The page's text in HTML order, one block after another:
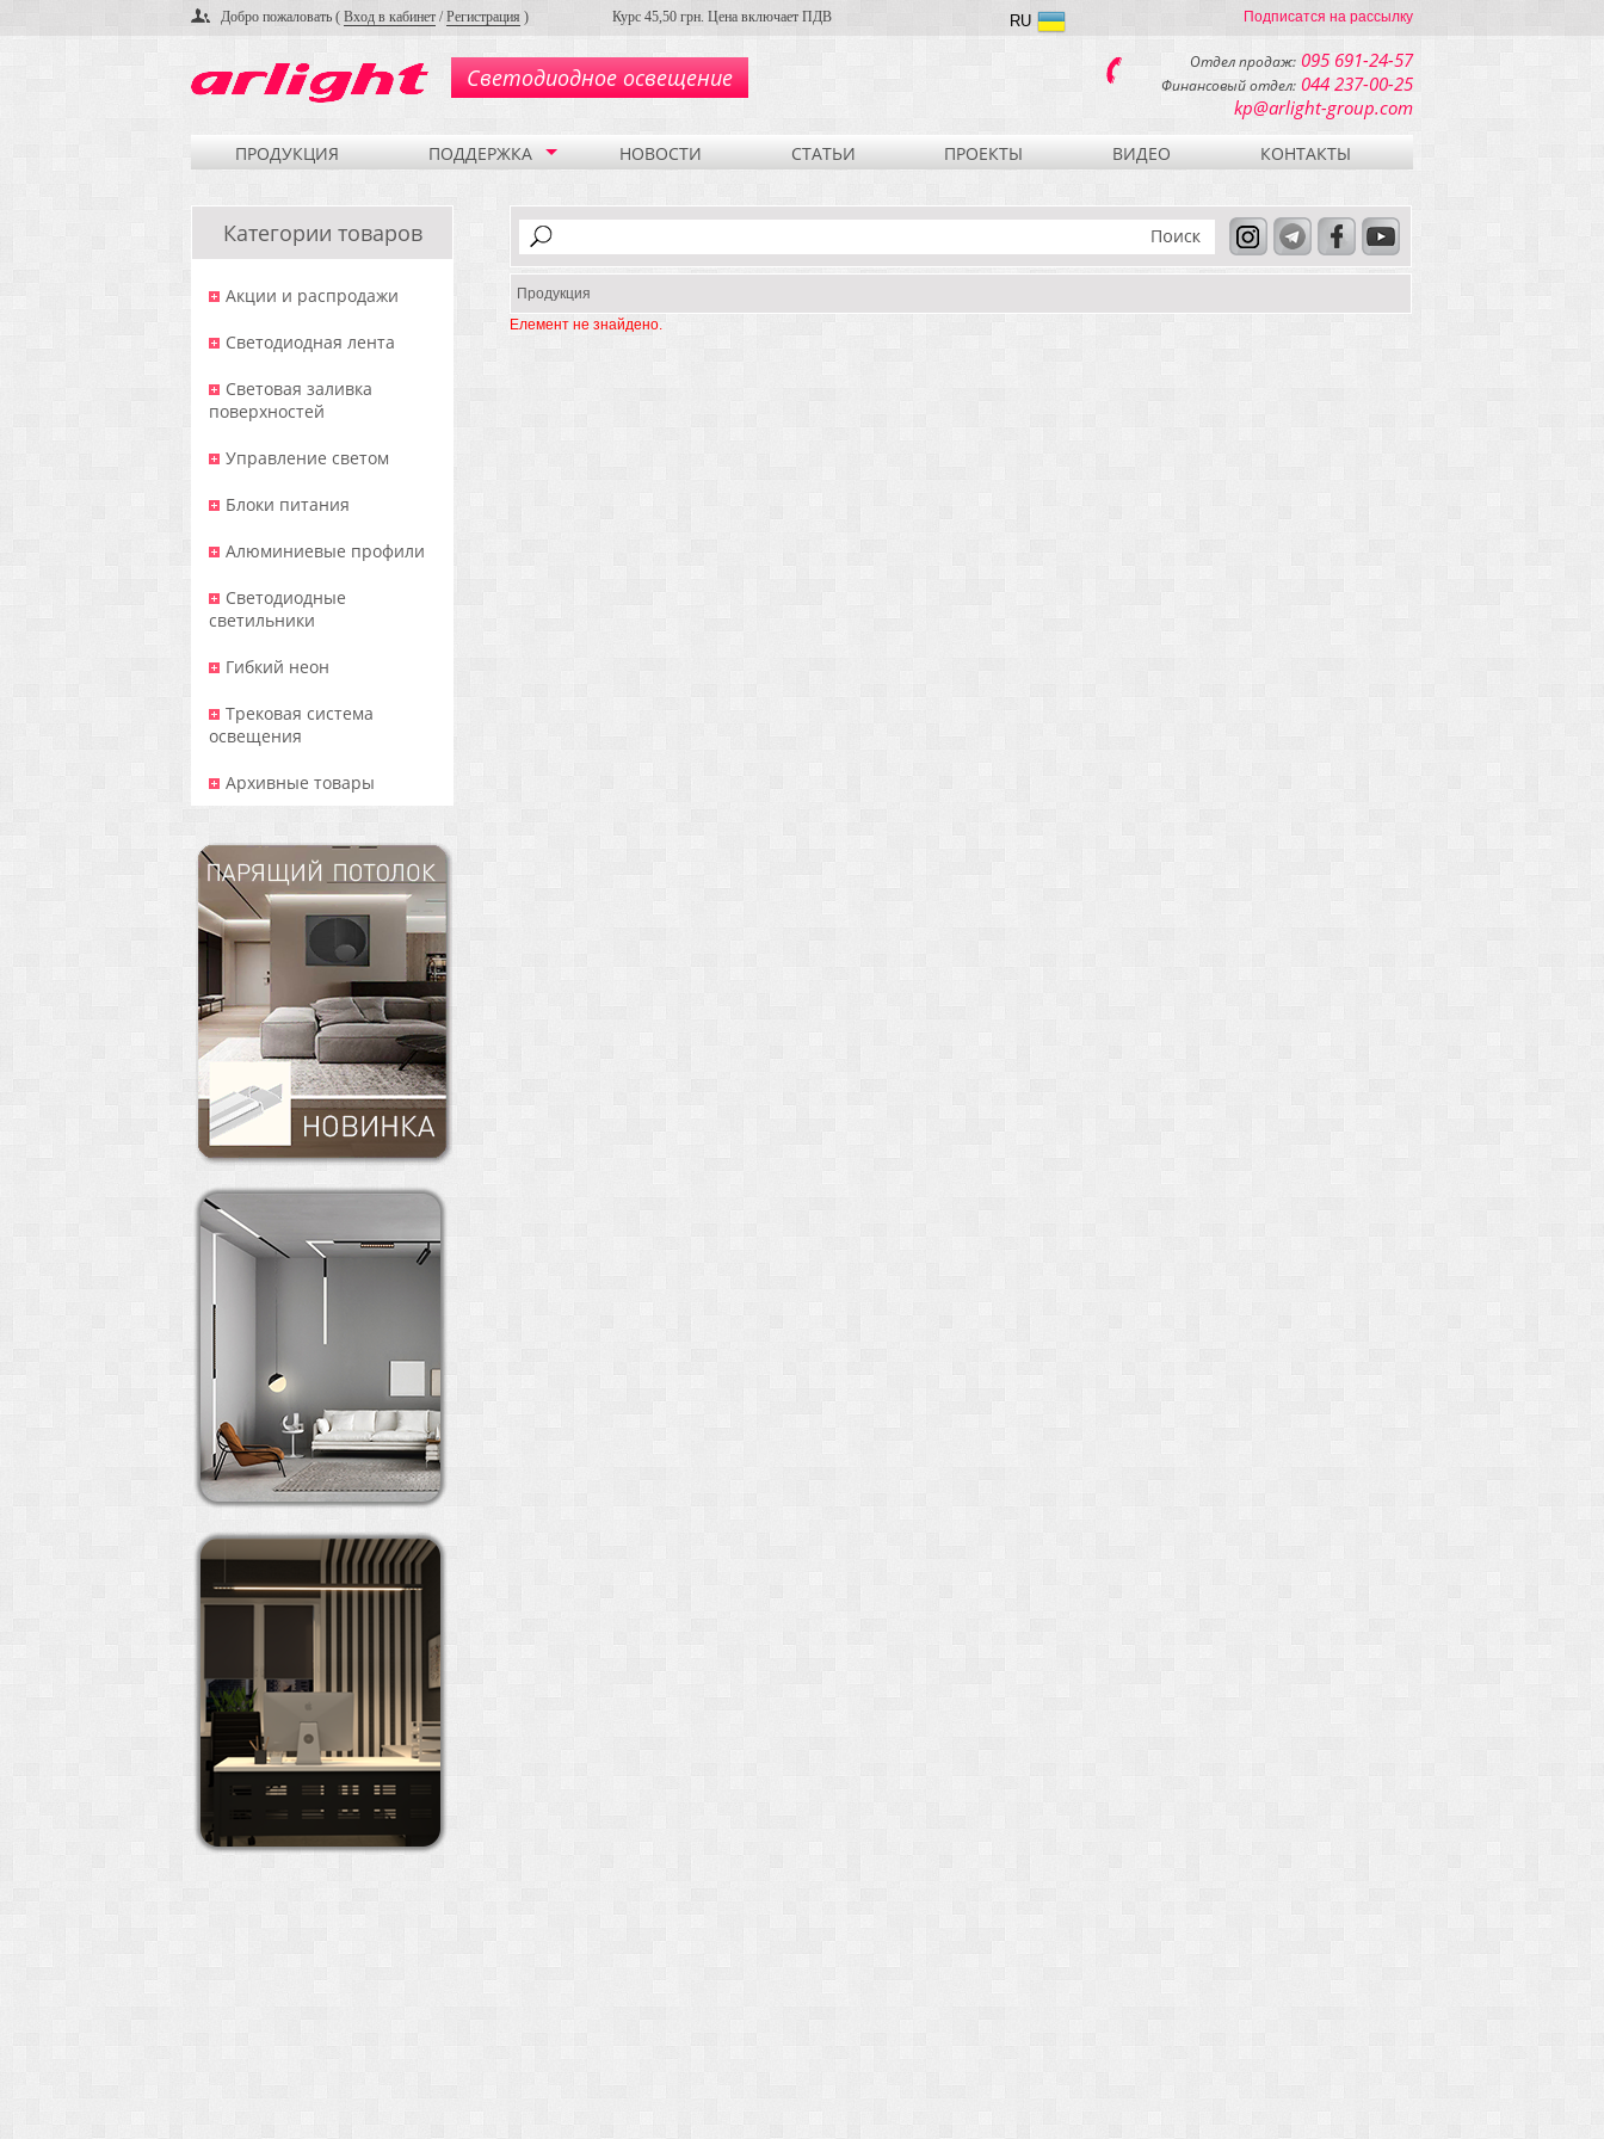
Добро пожаловать ( Вход в кабинет /Регистрация ) Курс 45,50 грн. Цена включает ПДВ Подписатся на рассылку
RU
Светодиодное освещение
Отдел продаж: 095 691-24-57
Финансовый отдел: 044 237-00-25
kp@arlight-group.com
ПРОДУКЦИЯ ПОДДЕРЖКА НОВОСТИ СТАТЬИ ПРОЕКТЫ ВИДЕО КОНТАКТЫ
Категории товаров
Акции и распродажи
Светодиодная лента
Световая заливка
поверхностей
Управление светом
Блоки питания
Алюминиевые профили
Светодиодные
светильники
Гибкий неон
Трековая система
освещения
Архивные товары
Продукция
Елемент не знайдено.